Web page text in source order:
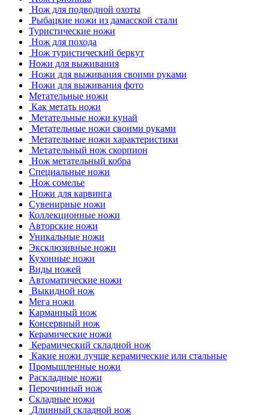
Нож для подводной охоты
Рыбацкие ножи из дамасской стали
Туристические ножи
Нож для похода
Нож туристический беркут
Ножи для выживания
Ножи для выживания своими руками
Ножи для выживания фото
Метательные ножи
Как метать ножи
Метательные ножи кунай
Метательные ножи своими руками
Метательные ножи характеристики
Метательный нож скорпион
Нож метательный кобра
Специальные ножи
Нож сомелье
Ножи для карвинга
Сувенирные ножи
Коллекционные ножи
Авторские ножи
Уникальные ножи
Эксклюзивные ножи
Кухонные ножи
Виды ножей
Автоматические ножи
Выкидной нож
Мега ножи
Карманный нож
Консервный нож
Керамические ножи
Керамический складной нож
Какие ножи лучше керамические или стальные
Промышленные ножи
Раскладные ножи
Перочинный нож
Складные ножи
Длинный складной нож